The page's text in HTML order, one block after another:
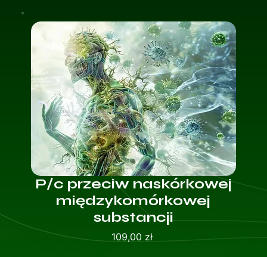
P/c przeciw naskórkowej
międzykomórkowej
substancji
109,00 złCena